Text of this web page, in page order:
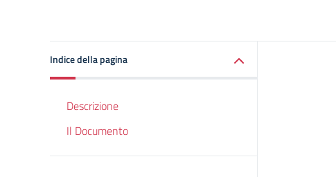
Indice della pagina
Descrizione
Il Documento